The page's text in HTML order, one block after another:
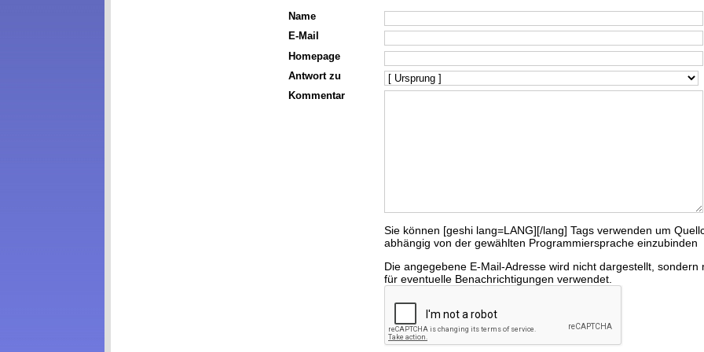
Name
E-Mail
Homepage
Antwort zu
Kommentar
Sie können [geshi lang=LANG][/lang] Tags verwenden um
abhängig von der gewählten Programmiersprache einzubinden
Die angegebene E-Mail-Adresse wird nicht dargestellt, sondern
für eventuelle Benachrichtigungen verwendet.